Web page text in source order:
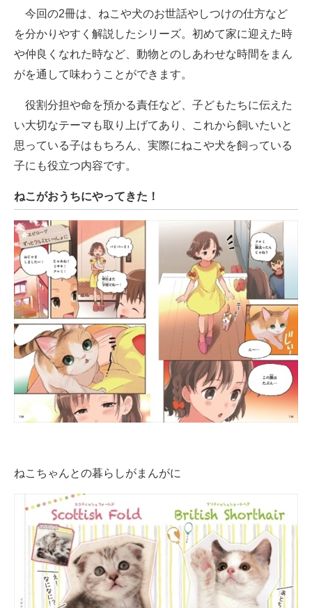
今回の2冊は、ねこや犬のお世話やしつけの仕方など
を分かりやすく解説したシリーズ。初めて家に迎えた時
や仲良くなれた時など、動物とのしあわせな時間をまん
がを通して味わうことができます。
役割分担や命を預かる責任など、子どもたちに伝えた
い大切なテーマも取り上げてあり、これから飼いたいと
思っている子はもちろん、実際にねこや犬を飼っている
子にも役立つ内容です。
ねこがおうちにやってきた！
ねこちゃんとの暮らしがまんがに